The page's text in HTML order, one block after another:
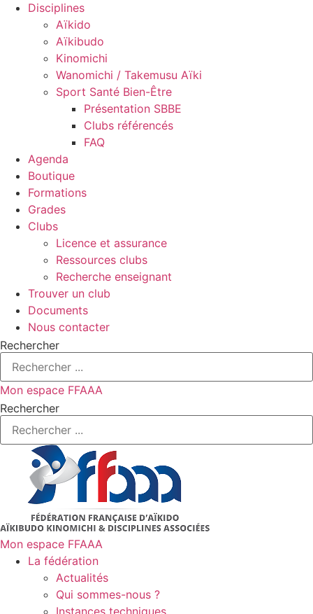
Disciplines
Aïkido
Aïkibudo
Kinomichi
Wanomichi / Takemusu Aïki
Sport Santé Bien-Être
Présentation SBBE
Clubs référencés
FAQ
Agenda
Boutique
Formations
Grades
Clubs
Licence et assurance
Ressources clubs
Recherche enseignant
Trouver un club
Documents
Nous contacter
Rechercher
Mon espace FFAAA
Rechercher
Mon espace FFAAA
La fédération
Actualités
Qui sommes-nous ?
Instances techniques